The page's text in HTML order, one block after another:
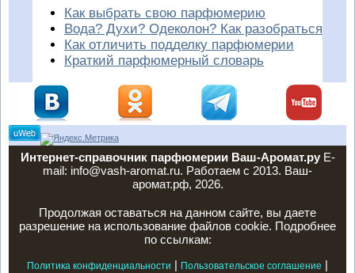
Как выбрать свою парфюмерию
Вода? Духи? Одеколон? Как разобраться
Как отличить подделку парфюмерии
Краткий парфюмерный словарь
Интернет-справочник парфюмерии Ваш-Аромат.руE-
mail: info@vash-aromat.ru. Работаем с 2013. Ваш-
аромат.рф, 2026.
Продолжая оставаться на данном сайте, вы даете
разрешение на использование файлов cookie. Подробнее
по ссылкам:
Политика конфиденциальности | Пользовательское соглашение |